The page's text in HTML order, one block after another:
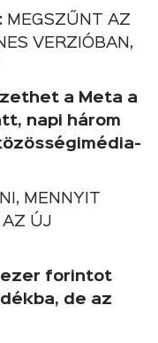
MEGSZŰNT AZ
VERZIÓBAN,
a Meta a
napi három
MENNYIT
AZ ÚJ
ezer forintot
de az